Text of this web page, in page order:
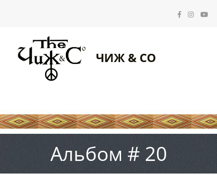
ЧИЖ & CO
Альбом # 20